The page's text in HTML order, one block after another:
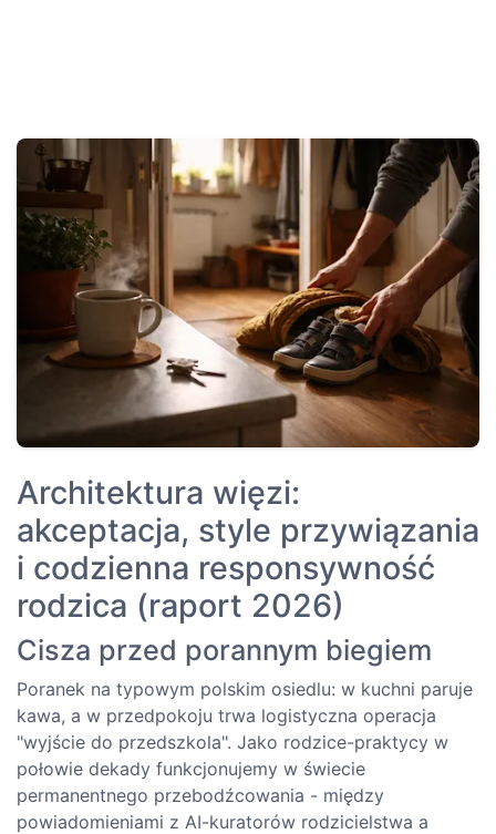
Architektura więzi:
akceptacja, style przywiązania
i codzienna responsywność
rodzica (raport 2026)
Cisza przed porannym biegiem
Poranek na typowym polskim osiedlu: w kuchni paruje
kawa, a w przedpokoju trwa logistyczna operacja
"wyjście do przedszkola". Jako rodzice-praktycy w
połowie dekady funkcjonujemy w świecie
permanentnego przebodźcowania - między
powiadomieniami z AI-kuratorów rodzicielstwa a